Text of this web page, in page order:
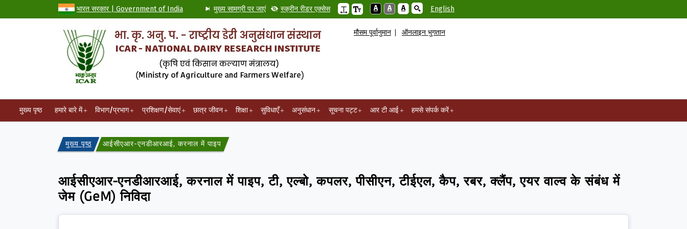
भारत सरकार | Government of India मुख्य सामग्री पर जाएं स्क्रीन रीडर एक्सेस A A A English
मौसम पूर्वानुमान ऑनलाइन भुगतान
मुख्य पृष्ठ हमारे बारे में विभाग/प्रभाग प्रशिक्षण/सेवाएं छात्र जीवन शिक्षा सुविधाएँ अनुसंधान सूचना पट्ट आर टी आई हमसे संपर्क करें
मुख्य पृष्ठ आईसीएआर-एनडीआरआई, करनाल में पाइप, टी, एल्बो, कपलर, पीसीएन, टीईएल, कैप, रबर, क्लैंप, एयर वाल्व के संब...
आईसीएआर-एनडीआरआई, करनाल में पाइप, टी, एल्बो, कपलर, पीसीएन, टीईएल, कैप, रबर, क्लैंप, एयर वाल्व के संबंध में
जेम (GeM) निविदा